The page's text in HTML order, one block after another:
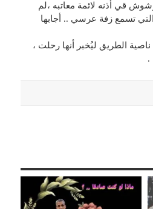
قي أذنه لائمة معاتبه ،لم
تسمع زفة عرسي .. أجابها
الطريق ليُخبر أنها رحلت ،
.